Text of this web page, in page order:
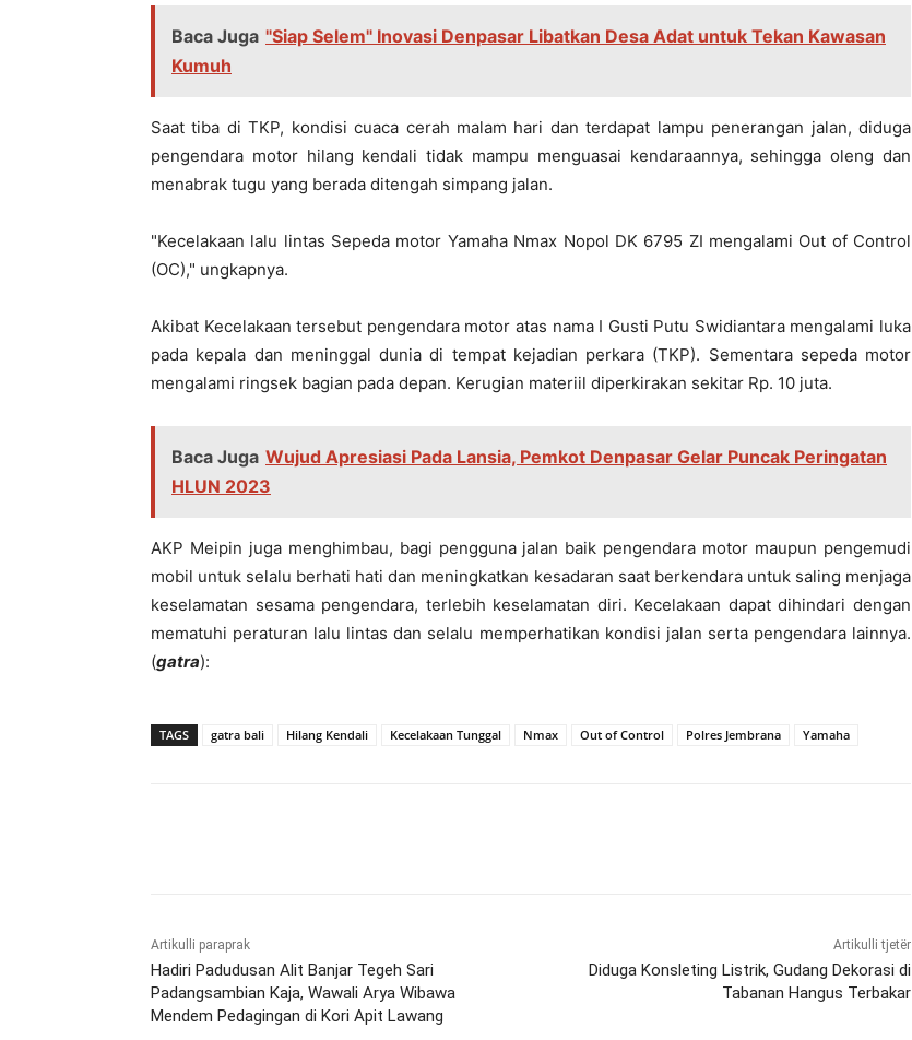
Baca Juga "Siap Selem" Inovasi Denpasar Libatkan Desa Adat untuk Tekan Kawasan
Kumuh
Saat tiba di TKP, kondisi cuaca cerah malam hari dan terdapat lampu penerangan jalan, diduga
pengendara motor hilang kendali tidak mampu menguasai kendaraannya, sehingga oleng dan
menabrak tugu yang berada ditengah simpang jalan.
"Kecelakaan lalu lintas Sepeda motor Yamaha Nmax Nopol DK 6795 ZI mengalami Out of Control
(OC)," ungkapnya.
Akibat Kecelakaan tersebut pengendara motor atas nama I Gusti Putu Swidiantara mengalami luka
pada kepala dan meninggal dunia di tempat kejadian perkara (TKP). Sementara sepeda motor
mengalami ringsek bagian pada depan. Kerugian materiil diperkirakan sekitar Rp. 10 juta.
Baca Juga Wujud Apresiasi Pada Lansia, Pemkot Denpasar Gelar Puncak Peringatan
HLUN 2023
AKP Meipin juga menghimbau, bagi pengguna jalan baik pengendara motor maupun pengemudi
mobil untuk selalu berhati hati dan meningkatkan kesadaran saat berkendara untuk saling menjaga
keselamatan sesama pengendara, terlebih keselamatan diri. Kecelakaan dapat dihindari dengan
mematuhi peraturan lalu lintas dan selalu memperhatikan kondisi jalan serta pengendara lainnya.
(gatra):
TAGS gatra bali Hilang Kendali Kecelakaan Tunggal Nmax Out of Control Polres Jembrana Yamaha
Artikulli paraprak
Hadiri Padudusan Alit Banjar Tegeh Sari
Padangsambian Kaja, Wawali Arya Wibawa
Mendem Pedagingan di Kori Apit Lawang
Artikulli tjetër
Diduga Konsleting Listrik, Gudang Dekorasi di
Tabanan Hangus Terbakar